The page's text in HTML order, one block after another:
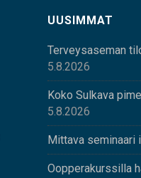
UUSIMMAT
Terveysaseman
5.8.2026
Koko Sulkava
5.8.2026
Mittava seminaari
Oopperakurssilla